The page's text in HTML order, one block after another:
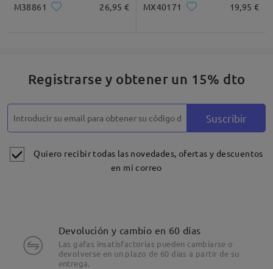
M38861 26,95 € MX40171 19,95 €
Registrarse y obtener un 15% dto
Suscribir
Quiero recibir todas las novedades, ofertas y descuentos
en mi correo
Devolución y cambio en 60 días
Las gafas insatisfactorias pueden cambiarse o
devolverse en un plazo de 60 días a partir de su
entrega.